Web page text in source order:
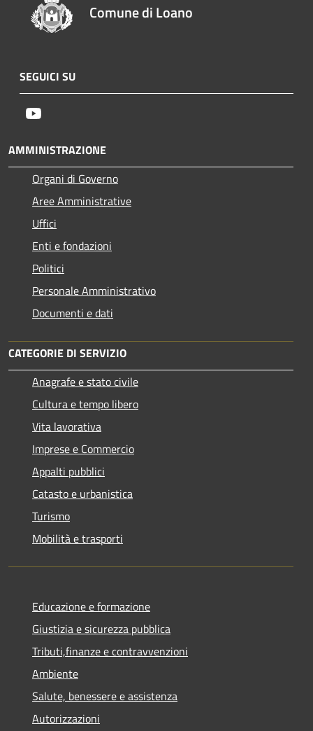
Comune di Loano
SEGUICI SU
AMMINISTRAZIONE
Organi di Governo
Aree Amministrative
Uffici
Enti e fondazioni
Politici
Personale Amministrativo
Documenti e dati
CATEGORIE DI SERVIZIO
Anagrafe e stato civile
Cultura e tempo libero
Vita lavorativa
Imprese e Commercio
Appalti pubblici
Catasto e urbanistica
Turismo
Mobilità e trasporti
Educazione e formazione
Giustizia e sicurezza pubblica
Tributi,finanze e contravvenzioni
Ambiente
Salute, benessere e assistenza
Autorizzazioni